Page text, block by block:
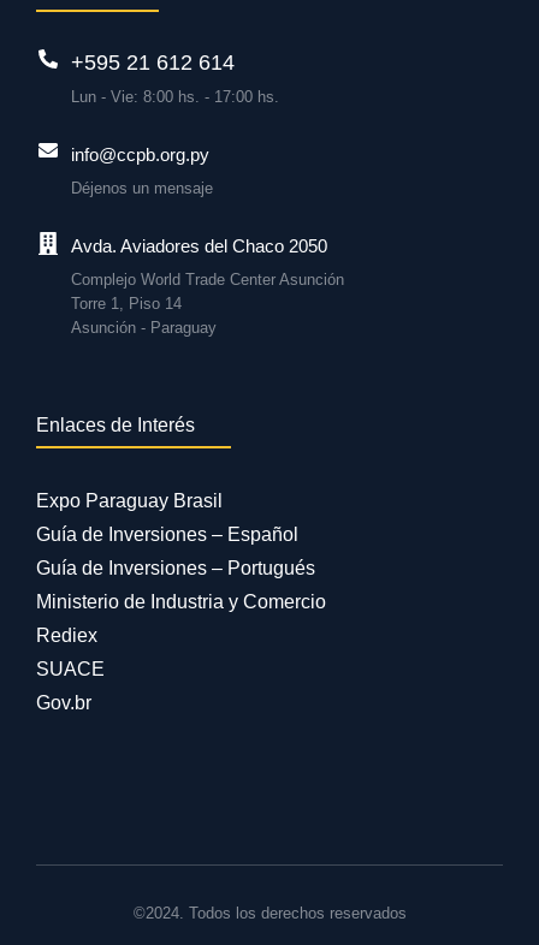
+595 21 612 614
Lun - Vie: 8:00 hs. - 17:00 hs.
info@ccpb.org.py
Déjenos un mensaje
Avda. Aviadores del Chaco 2050
Complejo World Trade Center Asunción
Torre 1, Piso 14
Asunción - Paraguay
Enlaces de Interés
Expo Paraguay Brasil
Guía de Inversiones – Español
Guía de Inversiones – Portugués
Ministerio de Industria y Comercio
Rediex
SUACE
Gov.br
©2024. Todos los derechos reservados